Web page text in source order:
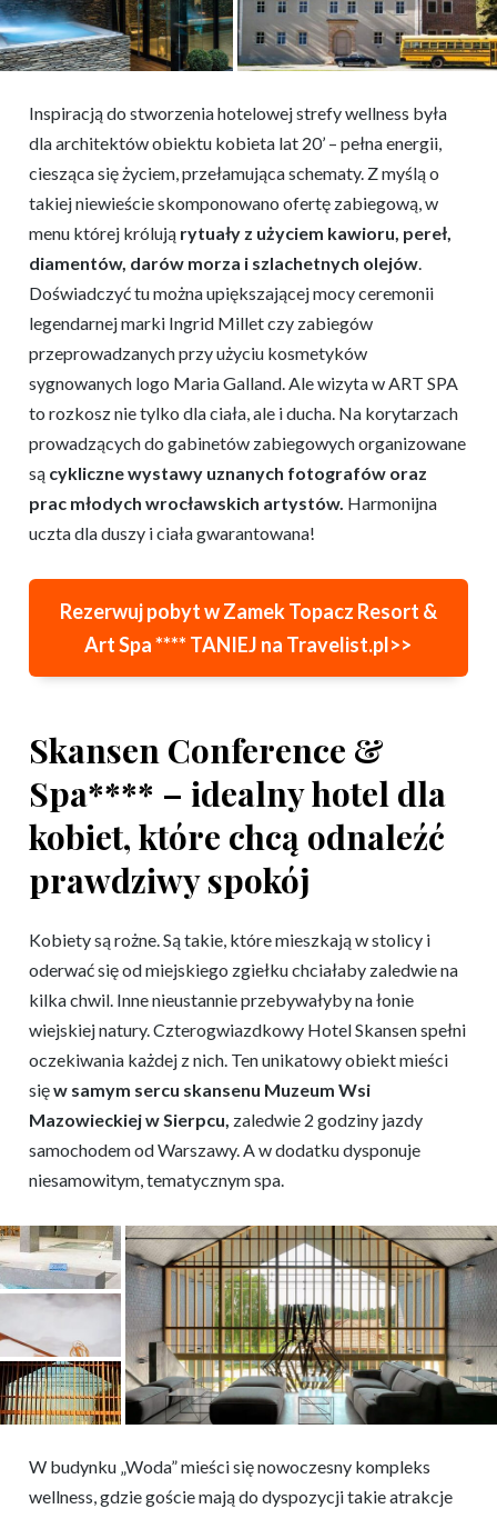
Inspiracją do stworzenia hotelowej strefy wellness była
dla architektów obiektu kobieta lat 20’ – pełna energii,
ciesząca się życiem, przełamująca schematy. Z myślą o
takiej niewieście skomponowano ofertę zabiegową, w
menu której królują rytuały z użyciem kawioru, pereł,
diamentów, darów morza i szlachetnych olejów.
Doświadczyć tu można upiększającej mocy ceremonii
legendarnej marki Ingrid Millet czy zabiegów
przeprowadzanych przy użyciu kosmetyków
sygnowanych logo Maria Galland. Ale wizyta w ART SPA
to rozkosz nie tylko dla ciała, ale i ducha. Na korytarzach
prowadzących do gabinetów zabiegowych organizowane
są cykliczne wystawy uznanych fotografów oraz
prac młodych wrocławskich artystów. Harmonijna
uczta dla duszy i ciała gwarantowana!
Rezerwuj pobyt wZamek Topacz Resort &
Art Spa ****TANIEJ na Travelist.pl>>
Skansen Conference &
Spa**** – idealny hotel dla
kobiet, które chcą odnaleźć
prawdziwy spokój
Kobiety są rożne. Są takie, które mieszkają w stolicy i
oderwać się od miejskiego zgiełku chciałaby zaledwie na
kilka chwil. Inne nieustannie przebywałyby na łonie
wiejskiej natury. Czterogwiazdkowy Hotel Skansen spełni
oczekiwania każdej z nich. Ten unikatowy obiekt mieści
sięw samym sercu skansenu Muzeum Wsi
Mazowieckiej w Sierpcu, zaledwie 2 godziny jazdy
samochodem od Warszawy. A w dodatku dysponuje
niesamowitym, tematycznym spa.
W budynku „Woda” mieści się nowoczesny kompleks
wellness, gdzie goście mają do dyspozycji takie atrakcje